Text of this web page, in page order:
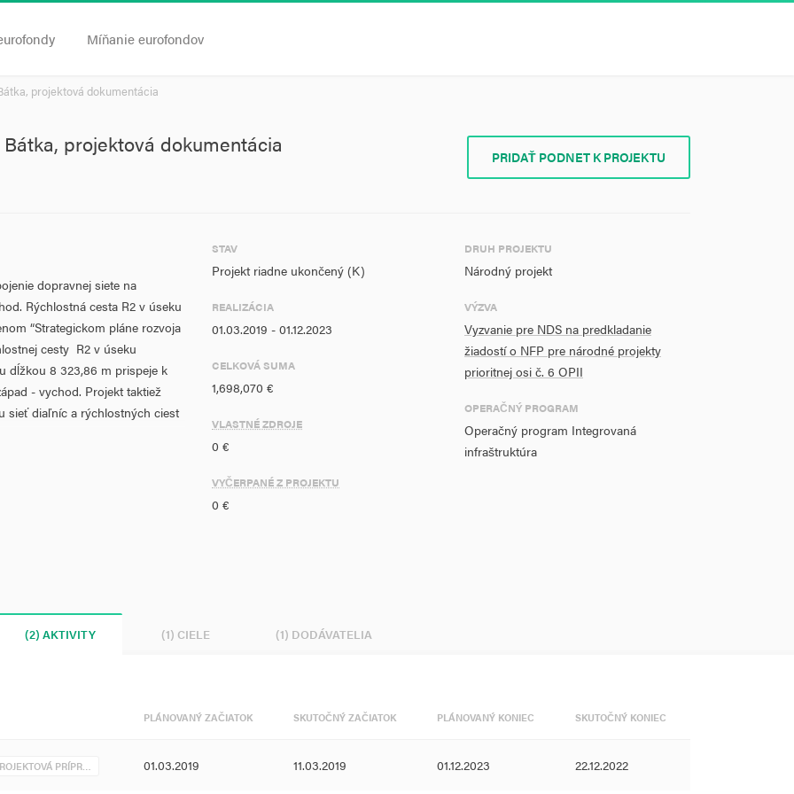
Míňanie eurofondov
projektová dokumentácia
projektová dokumentácia PRIDAŤ PODNET K PROJEKTU
dopravnej siete na
Rýchlostná cesta R2 v úseku
“Strategickom pláne rozvoja
cesty R2 v úseku
dĺžkou 8 323,86 m prispeje k
- vychod. Projekt taktiež
sieť diaľníc a rýchlostných ciest
TEN-T prostredníctvom
ciest.
Rimavská Sobota. Rýchlostná
plní významnú
STAV
Projekt riadne ukončený (K)
REALIZÁCIA
01.03.2019 - 01.12.2023
CELKOVÁ SUMA
1,698,070 €
VLASTNÉ ZDROJE
0 €
VYČERPANÉ Z PROJEKTU
0 €
DRUH PROJEKTU
Národný projekt
VÝZVA
Vyzvanie pre NDS na predkladanie
žiadostí o NFP pre národné projekty
prioritnej osi č. 6 OPII
OPERAČNÝ PROGRAM
Operačný program Integrovaná
infraštruktúra
(2) AKTIVITY (1) CIELE (1) DODÁVATELIA
PLÁNOVANÝ ZAČIATOK SKUTOČNÝ ZAČIATOK PLÁNOVANÝ KONIEC SKUTOČNÝ KONIEC
PRÍPR… 01.03.2019 11.03.2019 01.12.2023 22.12.2022